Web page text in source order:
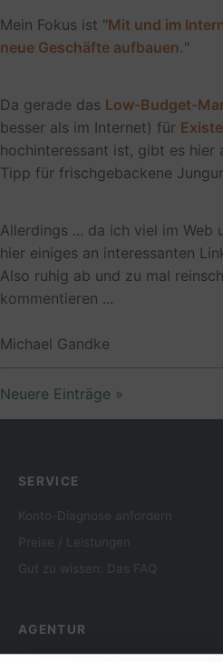
Mein Fokus ist "Mit und im
neue Geschäfte aufbauen."
Da gerade das Low-Budget-
besser als im Internet) für
hochinteressant ist, gibt es hier
Tipp für frischgebackene
Allerdings ... da ich viel im Web
hier einiges an interessanten
Also ruhig ab und zu mal
kommentieren ...
Michael Gandke
Neuere Einträge »
SERVICE
Konto-Diagnose anfordern
Preise / Leistungen
Gut zu wissen: Das FAQ
AGENTUR